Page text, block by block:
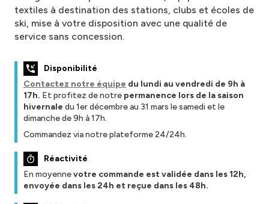
textiles à destination des stations, clubs et écoles de
ski, mise à votre disposition avec une qualité de
service sans concession.
Disponibilité
Contactez notre équipe du lundi au vendredi de 9h à
17h. Et profitez de notre permanence lors de la saison
hivernale du 1er décembre au 31 mars le samedi et le
dimanche de 9h à 17h.
Commandez via notre plateforme 24/24h.
Réactivité
En moyennevotre commande est validée dans les 12h,
envoyée dans les 24h et reçue dans les 48h.